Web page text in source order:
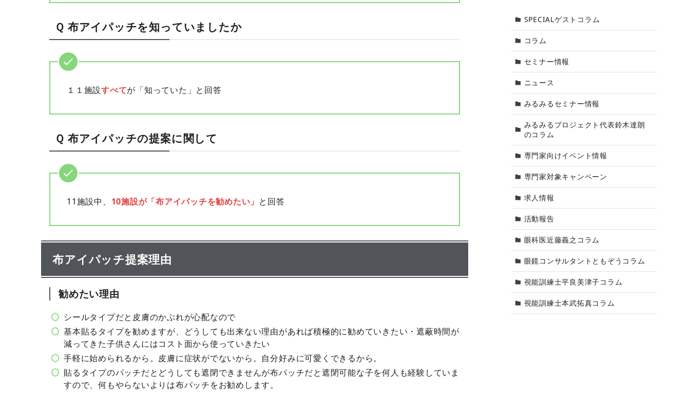
Ｑ 布アイパッチを知っていましたか
１１施設すべてが「知っていた」と回答
Ｑ 布アイパッチの提案に関して
11施設中、 10施設が「布アイパッチを勧めたい」 と回答
布アイパッチ提案理由
勧めたい理由
シールタイプだと皮膚のかぶれが心配なので
基本貼るタイプを勧めますが、どうしても出来ない理由があれば積極的に勧めていきたい・遮蔽時間が
減ってきた子供さんにはコスト面から使っていきたい
手軽に始められるから。皮膚に症状がでないから。自分好みに可愛くできるから。
貼るタイプのパッチだとどうしても遮閉できませんが布パッチだと遮閉可能な子を何人も経験していま
すので、何もやらないよりは布パッチをお勧めします。
SPECIALゲストコラム
コラム
セミナー情報
ニュース
みるみるセミナー情報
みるみるプロジェクト代表鈴木達朗
のコラム
専門家向けイベント情報
専門家対象キャンペーン
求人情報
活動報告
眼科医近藤義之コラム
眼鏡コンサルタントともぞうコラム
視能訓練士平良美津子コラム
視能訓練士本武拓真コラム